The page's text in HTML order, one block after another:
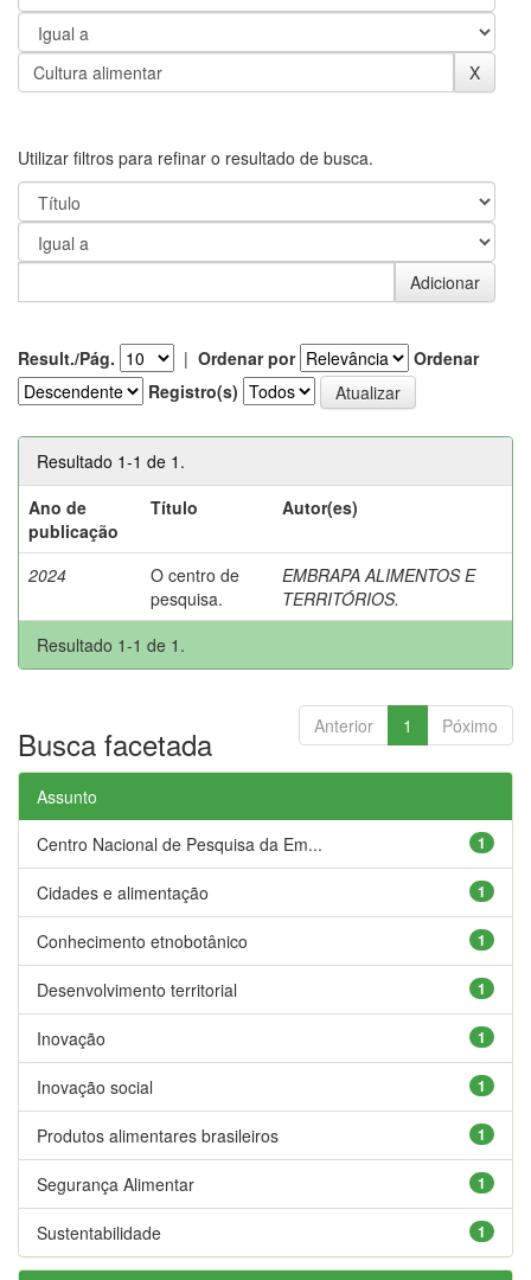
Utilizar filtros para refinar o resultado de busca.
Result./Pág. | Ordenar por
Ordenar
Registro(s)
Resultado 1-1 de 1.
Ano de
publicação
Título Autor(es)
2024
O centro de
pesquisa.
EMBRAPA ALIMENTOS E
TERRITÓRIOS.
Resultado 1-1 de 1.
Anterior 1 Póximo
Busca facetada
Assunto
1
Centro Nacional de Pesquisa da Em...
1
Cidades e alimentação
1
Conhecimento etnobotânico
1
Desenvolvimento territorial
1
Inovação
1
Inovação social
1
Produtos alimentares brasileiros
1
Segurança Alimentar
1
Sustentabilidade